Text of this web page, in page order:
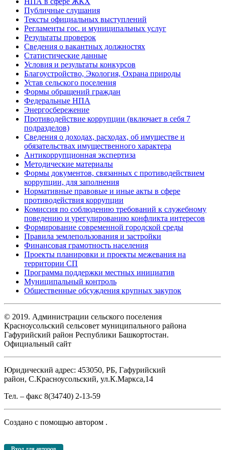
Публичные слушания
Тексты официальных выступлений
Регламенты гос. и муниципальных услуг
Результаты проверок
Сведения о вакантных должностях
Статистические данные
Условия и результаты конкурсов
Благоустройство, Экология, Охрана природы
Устав сельского поселения
Формы обращений граждан
Федеральные НПА
Энергосбережение
Противодействие коррупции (включает в себя 7
подразделов)
Сведения о доходах, расходах, об имуществе и
обязательствах имущественного характера
Антикоррупционная экспертиза
Методические материалы
Формы документов, связанных с противодействием
коррупции, для заполнения
Нормативные правовые и иные акты в сфере
противодействия коррупции
Комиссия по соблюдению требований к служебному
поведению и урегулированию конфликта интересов
Формирование современной городской среды
Правила землепользования и застройки
Финансовая грамотность населения
Проекты планировки и проекты межевания на
территории СП
Программа поддержки местных инициатив
Муниципальный контроль
Общественные обсуждения крупных закупок
© 2019. Администрации сельского поселения
Красноусольский сельсовет муниципального района
Гафурийский район Республики Башкортостан.
Официальный сайт
Юридический адрес: 453050, РБ, Гафурийский
район, С.Красноусольский, ул.К.Маркса,14
Тел. – факс 8(34740) 2-13-59
Создано с помощью автором .